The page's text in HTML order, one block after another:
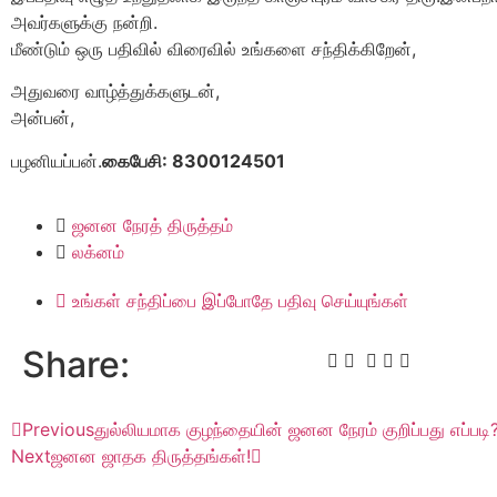
அவர்களுக்கு நன்றி.
மீண்டும் ஒரு பதிவில் விரைவில் உங்களை சந்திக்கிறேன்,
அதுவரை வாழ்த்துக்களுடன்,
அன்பன்,
பழனியப்பன்.கைபேசி: 8300124501
ஜனன நேரத் திருத்தம்
லக்னம்
உங்கள் சந்திப்பை இப்போதே பதிவு செய்யுங்கள்
Share:
Previousதுல்லியமாக குழந்தையின் ஜனன நேரம் குறிப்பது
Nextஜனன ஜாதக திருத்தங்கள்!